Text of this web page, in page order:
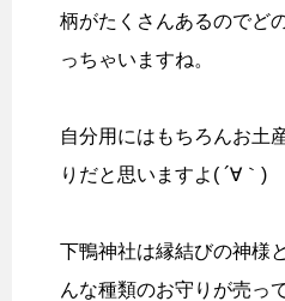
柄がたくさんあるのでど
っちゃいますね。
自分用にはもちろんお土
りだと思いますよ( ´∀｀)
下鴨神社は縁結びの神様
んな種類のお守りが売っ